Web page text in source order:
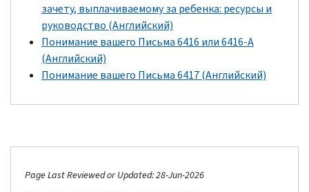
зачету, выплачиваемому за ребенка: ресурсы и
руководство (Английский)
Понимание вашего Письма 6416 или 6416-A
(Английский)
Понимание вашего Письма 6417 (Английский)
Page Last Reviewed or Updated: 28-Jun-2026